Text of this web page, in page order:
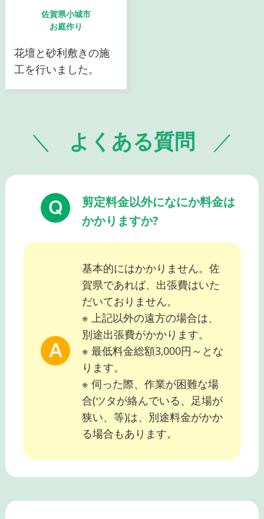
佐賀県小城市
お庭作り
花壇と砂利敷きの施
工を行いました。
よくある質問
剪定料金以外になにか料金は
かかりますか?
基本的にはかかりません。佐
賀県であれば、出張費はいた
だいておりません。
※ 上記以外の遠方の場合は、
別途出張費がかかります。
※ 最低料金総額3,000円～とな
ります。
※ 伺った際、作業が困難な場
合(ツタが絡んでいる、足場が
狭い、等)は、別途料金がかか
る場合もあります。